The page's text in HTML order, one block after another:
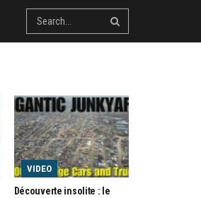
VIDEO
Découverte insolite : le